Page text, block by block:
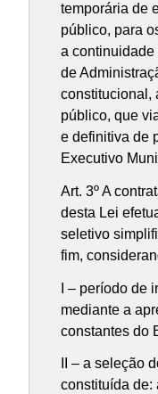
temporária de
público, para
a continuidade
de
constitucional,
público, que
e definitiva de
Executivo
Art. 3º A
desta Lei
seletivo
fim,
I – período de
mediante a
constantes do
II – a seleção
constituída de: